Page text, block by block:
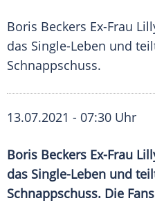
Boris Beckers Ex-Frau
das Single-Leben und
Schnappschuss.
13.07.2021 - 07:30 Uhr
Boris Beckers Ex-Frau
das Single-Leben und
Schnappschuss. Die